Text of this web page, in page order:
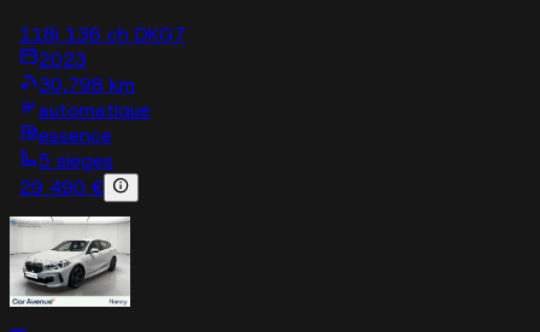
118i 136 ch DKG7
2023
30,798 km
automatique
essence
5 sieges
29 490 €